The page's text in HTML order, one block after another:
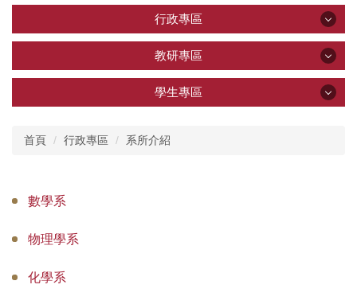
行政專區
關於理學院
系所介紹
院級中心
表單與規章
教研專區
教學研究
榮譽獎項
新聞報導
影音專區
學生專區
國際化
特色課程
活動花絮
首頁 行政專區 系所介紹
數學系
物理學系
化學系